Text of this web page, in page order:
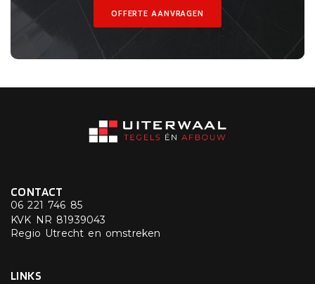
OFFERTE AANVRAGEN
CONTACT
06 221 746 85
KVK NR 81939043
Regio Utrecht en omstreken
LINKS